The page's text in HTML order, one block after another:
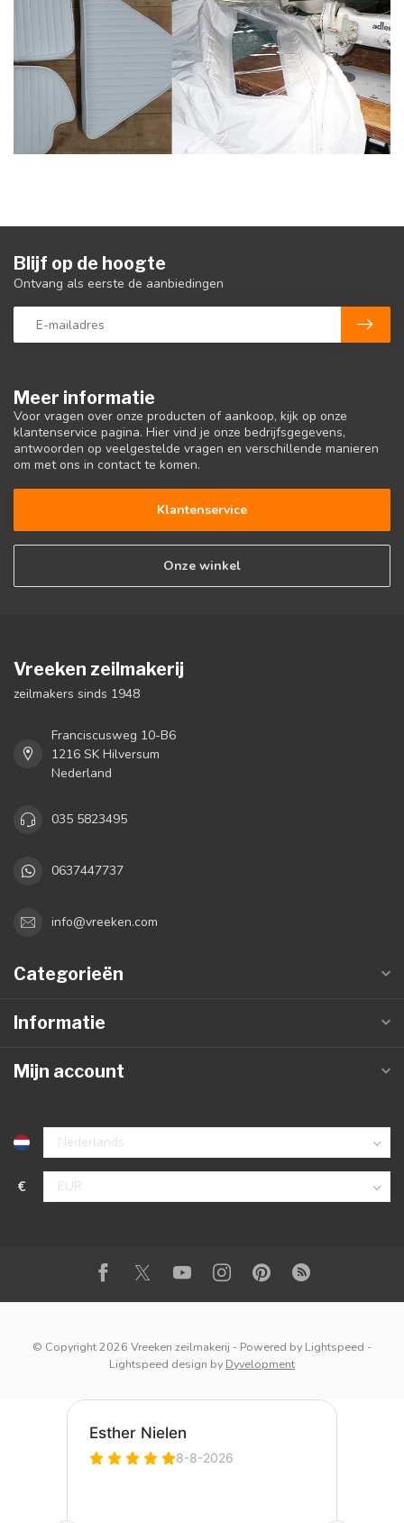
Meer informatie
Voor vragen over onze producten of aankoop, kijk op onze
klantenservice pagina. Hier vind je onze bedrijfsgegevens,
antwoorden op veelgestelde vragen en verschillende manieren
om met ons in contact te komen.
Klantenservice
Onze winkel
Blijf op de hoogte
Ontvang als eerste de aanbiedingen
Vreeken zeilmakerij
zeilmakers sinds 1948
Franciscusweg 10-B6
1216 SK Hilversum
Nederland
035 5823495
0637447737
info@vreeken.com
Categorieën
Informatie
Mijn account
€
© Copyright 2026 Vreeken zeilmakerij - Powered by Lightspeed -
Lightspeed design by Dyvelopment